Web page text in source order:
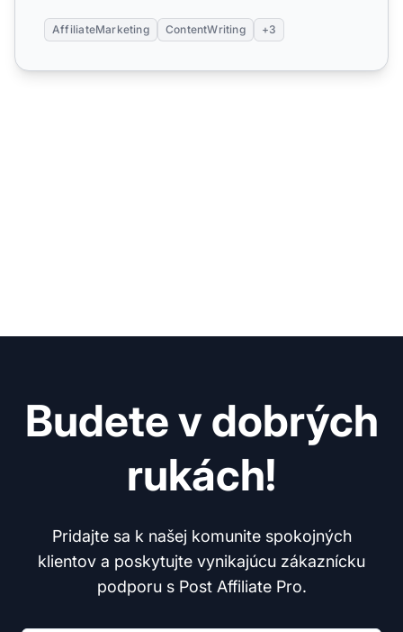
AffiliateMarketing ContentWriting +3
Budete v dobrých
rukách!
Pridajte sa k našej komunite spokojných
klientov a poskytujte vynikajúcu zákaznícku
podporu s Post Affiliate Pro.